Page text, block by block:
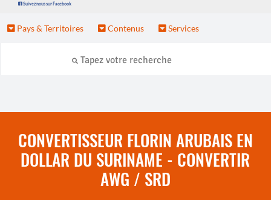
Suivez nous sur Facebook
Pays & Territoires Contenus Services
CONVERTISSEUR FLORIN ARUBAIS EN
DOLLAR DU SURINAME - CONVERTIR
AWG / SRD